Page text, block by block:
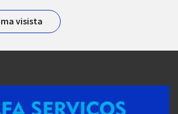
visista